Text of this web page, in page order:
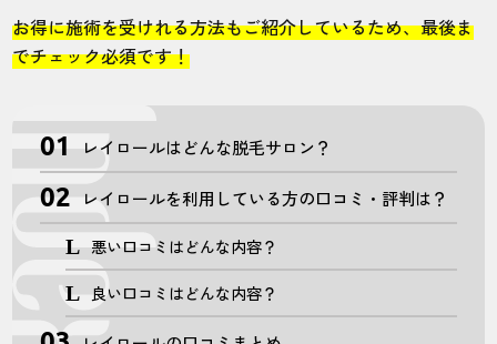
お得に施術を受けれる方法もご紹介しているため、最後ま
でチェック必須です！
レイロールはどんな脱毛サロン？
レイロールを利用している方の口コミ・評判は？
悪い口コミはどんな内容？
良い口コミはどんな内容？